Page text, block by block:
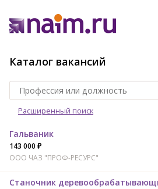
Каталог вакансий
Расширенный поиск
Гальваник
143 000 ₽
ООО ЧАЗ "ПРОФ-РЕСУРС"
Станочник